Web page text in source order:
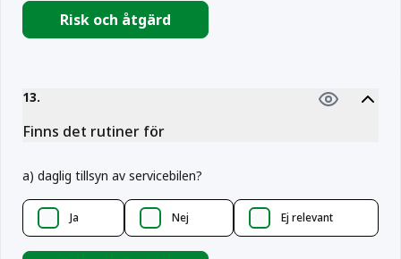
Risk och åtgärd
13.
Finns det rutiner för
a) daglig tillsyn av servicebilen?
Ja Nej Ej relevant